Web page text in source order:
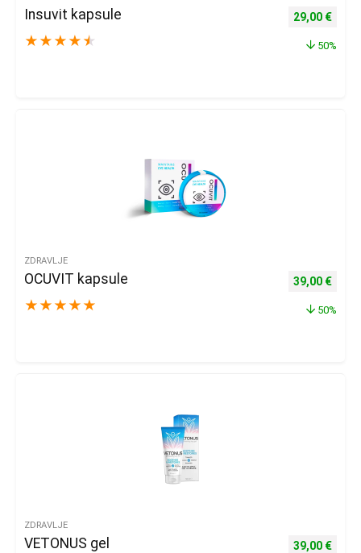
Insuvit kapsule
★ ★ ★ ★ ★
Izvorna
29,00 €
50%
ZDRAVLJE
OCUVIT kapsule
★ ★ ★ ★ ★
Izvorna
39,00 €
50%
ZDRAVLJE
VETONUS gel
Izvorna
39,00 €